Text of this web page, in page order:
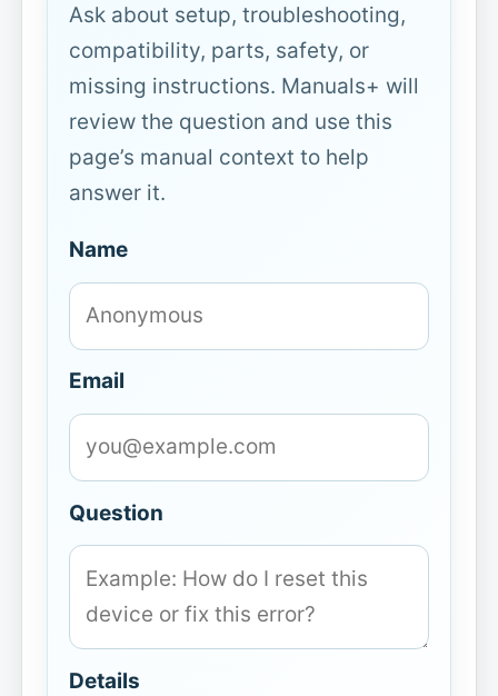
Ask about setup, troubleshooting,
compatibility, parts, safety, or
missing instructions. Manuals+ will
review the question and use this
page’s manual context to help
answer it.
Name
Email
Question
Details